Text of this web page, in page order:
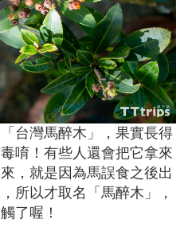
台灣馬醉木」，果實長得
唷！有些人還會把它拿來
，就是因為馬誤食之後出
所以才取名「馬醉木」，
了喔！